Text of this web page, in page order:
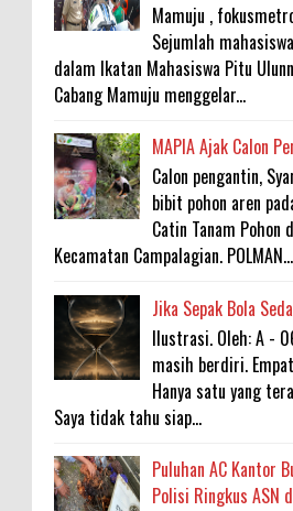
Mamuju ,
Sejumlah
dalam Ikatan Mahasiswa Pitu
Cabang Mamuju menggelar...
MAPIA Ajak Calon
Calon pengantin,
bibit pohon aren
Catin Tanam Pohon
Kecamatan Campalagian. POLMAN...
Jika Sepak Bola
Ilustrasi. Oleh: A -
masih berdiri.
Hanya satu yang
Saya tidak tahu siap...
Puluhan AC Kantor
Polisi Ringkus ASN